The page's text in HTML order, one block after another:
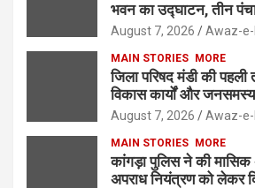
भवन का उद्घाटन, तीन
August 7, 2026 Awaz-e-
MAIN STORIES MORE
जिला परिषद मंडी की
विकास कार्यों और
August 7, 2026 Awaz-e-
MAIN STORIES MORE
कांगड़ा पुलिस ने की मासिक
अपराध नियंत्रण को लेकर